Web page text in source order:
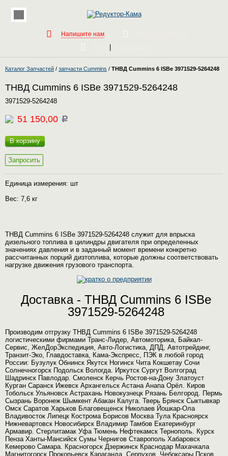
Напишите нам
Каталог Запчастей / запчасти Cummins / ТНВД Cummins 6 ISBe 3971529-5264248
ТНВД Cummins 6 ISBe 3971529-5264248
3971529-5264248
51 150,00 c
В корзину
Запросить
Единица измерения: шт
Вес: 7,6 кг
ТНВД Cummins 6 ISBe 3971529-5264248 служит для впрыска
дизельного топлива в цилиндры двигателя при определенных
значениях давления и в заданный момент времени конкретно
рассчитанных порций дизтоплива, которые должны соответствовать
нагрузке движения грузового транспорта.
Доставка - ТНВД Cummins 6 ISBe
3971529-5264248
Производим отгрузку ТНВД Cummins 6 ISBe 3971529-5264248
логистическими фирмами Транс-Лидер, Автомоторика, Байкал-
Сервис, ЖелДорЭкспедиция, Авто-Логистика, ДПД, Автотрейдинг,
Транзит-Эко, Главдоставка, Кама-Экспресс, ПЭК в любой город
России: Бузулук Обнинск Якутск Ногинск Чита Кокшетау Сочи
Солнечногорск Подольск Вологда. Иркутск Сургут Волгоград
Шадринск Павлодар. Смоленск Керчь Ростов-на-Дону Златоуст
Курган Саранск Ижевск Архангельск Астана Анапа Орёл. Киров
Тобольск Ульяновск Астрахань Новокузнецк Рязань Белгород. Пермь
Сызрань Воронеж Шымкент Абакан Калуга. Тверь Брянск Сыктывкар
Омск Саратов Харьков Благовещенск Николаев Йошкар-Ола
Владивосток Липецк Кострома Борисов Москва Тула Красноярск
Нижневартовск Новосибирск Владимир Тамбов Екатеринбург
Армавир. Стерлитамак Уфа Тюмень Нефтекамск Тернополь. Курск
Пенза Ханты-Мансийск Сумы Чернигов Ставрополь Хабаровск
Кемерово Самара. Красногорск Дзержинск Краснодар Махачкала
Магнитогорск Прокопьевск Караганда. Серпухов. Чебоксары Псков